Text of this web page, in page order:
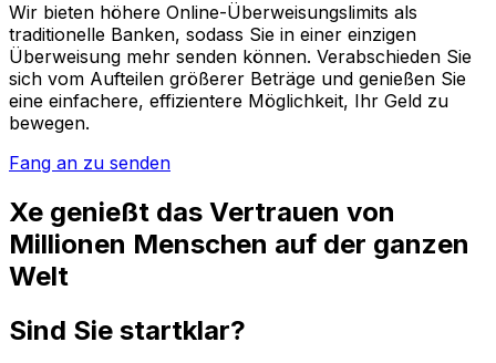
Wir bieten höhere Online-Überweisungslimits als
traditionelle Banken, sodass Sie in einer einzigen
Überweisung mehr senden können. Verabschieden Sie
sich vom Aufteilen größerer Beträge und genießen Sie
eine einfachere, effizientere Möglichkeit, Ihr Geld zu
bewegen.
Fang an zu senden
Xe genießt das Vertrauen von
Millionen Menschen auf der ganzen
Welt
Sind Sie startklar?